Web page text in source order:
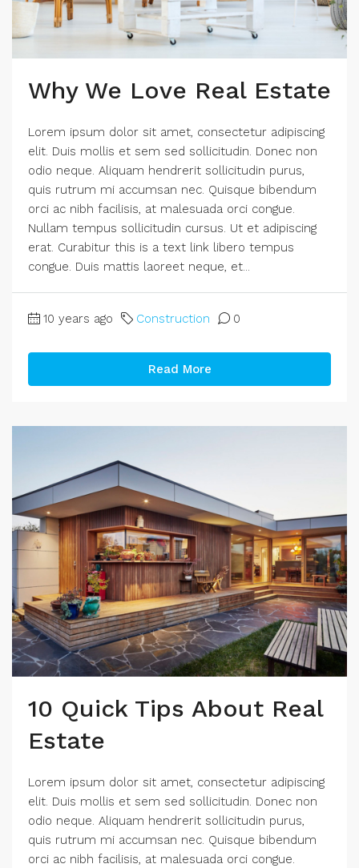
Why We Love Real Estate
Lorem ipsum dolor sit amet, consectetur adipiscing
elit. Duis mollis et sem sed sollicitudin. Donec non
odio neque. Aliquam hendrerit sollicitudin purus,
quis rutrum mi accumsan nec. Quisque bibendum
orci ac nibh facilisis, at malesuada orci congue.
Nullam tempus sollicitudin cursus. Ut et adipiscing
erat. Curabitur this is a text link libero tempus
congue. Duis mattis laoreet neque, et...
10 years ago Construction 0
Read More
10 Quick Tips About Real
Estate
Lorem ipsum dolor sit amet, consectetur adipiscing
elit. Duis mollis et sem sed sollicitudin. Donec non
odio neque. Aliquam hendrerit sollicitudin purus,
quis rutrum mi accumsan nec. Quisque bibendum
orci ac nibh facilisis, at malesuada orci congue.